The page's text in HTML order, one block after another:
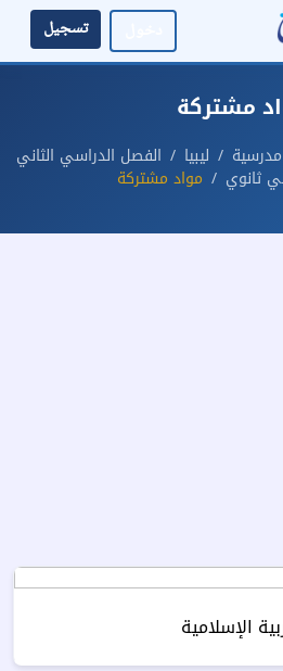
تسجيل
مشتركة
مدرسية ليبيا
الفصل الدراسي الثاني
ثانوي
مواد مشتركة
الإسلامية